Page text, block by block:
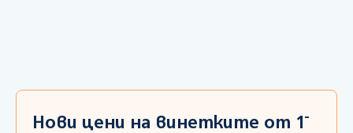
Нови цени на винетките от 1 -